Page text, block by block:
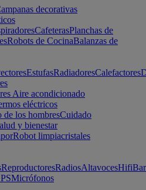
decorativas
CafeterasPlanchas de
Robots de CocinaBalanzas de
EstufasRadiadoresCalefactores
Aire acondicionado
eléctricos
de los hombresCuidado
y bienestar
Robot limpiacristales
ReproductoresRadiosAltavocesHifi
Micrófonos